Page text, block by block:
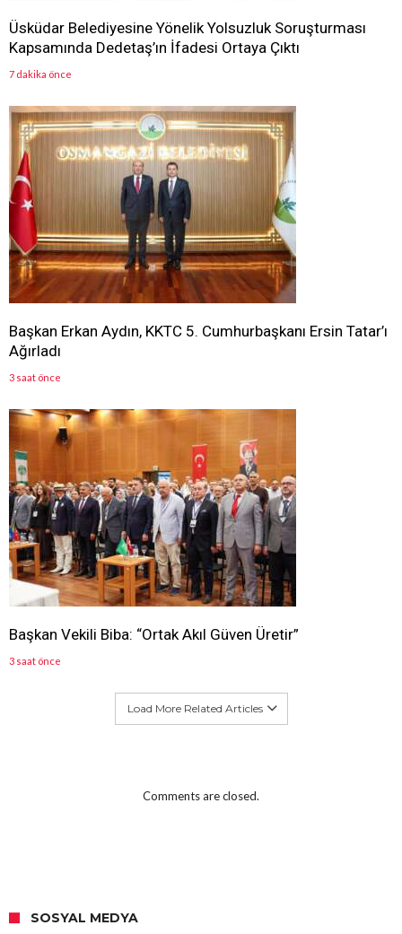
Üsküdar Belediyesine Yönelik Yolsuzluk Soruşturması
Kapsamında Dedetaş’ın İfadesi Ortaya Çıktı
7 dakika önce
Başkan Erkan Aydın, KKTC 5. Cumhurbaşkanı Ersin Tatar’ı
Ağırladı
3 saat önce
Başkan Vekili Biba: “Ortak Akıl Güven Üretir”
3 saat önce
Load More Related Articles
Comments are closed.
SOSYAL MEDYA